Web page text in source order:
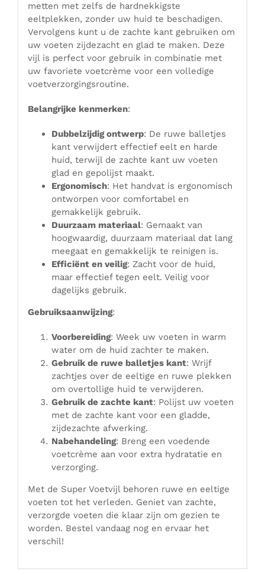
metten met zelfs de hardnekkigste
eeltplekken, zonder uw huid te beschadigen.
Vervolgens kunt u de zachte kant gebruiken om
uw voeten zijdezacht en glad te maken. Deze
vijl is perfect voor gebruik in combinatie met
uw favoriete voetcrème voor een volledige
voetverzorgingsroutine.
Belangrijke kenmerken:
Dubbelzijdig ontwerp: De ruwe balletjes
kant verwijdert effectief eelt en harde
huid, terwijl de zachte kant uw voeten
glad en gepolijst maakt.
Ergonomisch: Het handvat is ergonomisch
ontworpen voor comfortabel en
gemakkelijk gebruik.
Duurzaam materiaal: Gemaakt van
hoogwaardig, duurzaam materiaal dat lang
meegaat en gemakkelijk te reinigen is.
Efficiënt en veilig: Zacht voor de huid,
maar effectief tegen eelt. Veilig voor
dagelijks gebruik.
Gebruiksaanwijzing:
Voorbereiding: Week uw voeten in warm
water om de huid zachter te maken.
Gebruik de ruwe balletjes kant: Wrijf
zachtjes over de eeltige en ruwe plekken
om overtollige huid te verwijderen.
Gebruik de zachte kant: Polijst uw voeten
met de zachte kant voor een gladde,
zijdezachte afwerking.
Nabehandeling: Breng een voedende
voetcrème aan voor extra hydratatie en
verzorging.
Met de Super Voetvijl behoren ruwe en eeltige
voeten tot het verleden. Geniet van zachte,
verzorgde voeten die klaar zijn om gezien te
worden. Bestel vandaag nog en ervaar het
verschil!